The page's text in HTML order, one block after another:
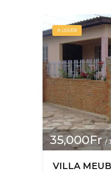
A LOUER
35,000Fr /
VILLA